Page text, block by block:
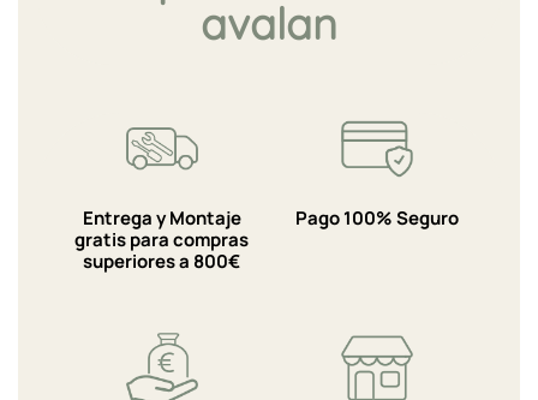
avalan
Entrega y Montaje
gratis para compras
superiores a 800€
Pago 100% Seguro